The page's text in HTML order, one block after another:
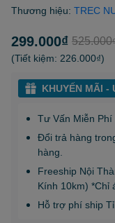
Thương hiệu: TREC
299.000₫
(Tiết kiệm: 226.000₫)
KHUYẾN MÃI -
Tư Vấn Miễn Phí
Đổi trả hàng
hàng.
Freeship Nội
Kính 10km) *Chỉ
Hỗ trợ phí ship